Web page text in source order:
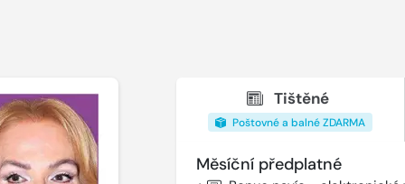
Tištěné
Poštovné a balné ZDARMA
Měsíční předplatné